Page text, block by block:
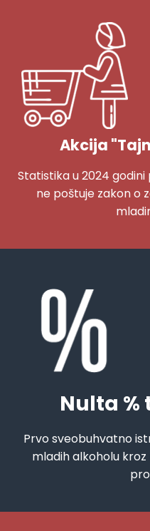
Akcija
Statistika u 2024
ne poštuje zakon o
Nulta
Prvo sveobuhvatno
mladih alkoholu